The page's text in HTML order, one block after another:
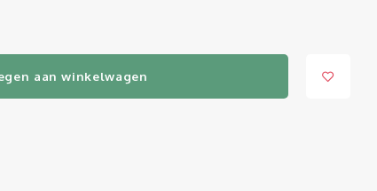
aan winkelwagen